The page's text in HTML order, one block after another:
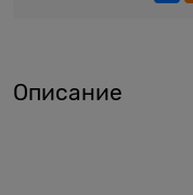
Описание